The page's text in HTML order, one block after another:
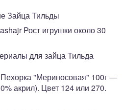
Зайца Тильды
Рост игрушки около 30
для зайца Тильда
"Мериносовая" 100г —
акрил). Цвет 124 или 270.